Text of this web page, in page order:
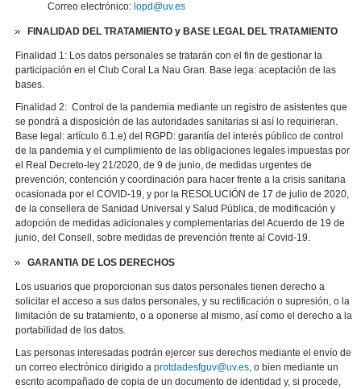
Correo electrónico: lopd@uv.es
FINALIDAD DEL TRATAMIENTO y BASE LEGAL DEL TRATAMIENTO
Finalidad 1: Los datos personales se tratarán con el fin de gestionar la
participación en el Club Coral La Nau Gran. Base lega: aceptación de las
bases.
Finalidad 2: Control de la pandemia mediante un registro de asistentes que
se pondrá a disposición de las autoridades sanitarias si así lo requirieran.
Base legal: artículo 6.1.e) del RGPD: garantía del interés público de control
de la pandemia y el cumplimiento de las obligaciones legales impuestas por
el Real Decreto-ley 21/2020, de 9 de junio, de medidas urgentes de
prevención, contención y coordinación para hacer frente a la crisis sanitaria
ocasionada por el COVID-19, y por la RESOLUCIÓN de 17 de julio de 2020,
de la consellera de Sanidad Universal y Salud Pública, de modificación y
adopción de medidas adicionales y complementarias del Acuerdo de 19 de
junio, del Consell, sobre medidas de prevención frente al Covid-19.
GARANTIA DE LOS DERECHOS
Los usuarios que proporcionan sus datos personales tienen derecho a
solicitar el acceso a sus datos personales, y su rectificación o supresión, o la
limitación de su tratamiento, o a oponerse al mismo, así como el derecho a la
portabilidad de los datos.
Las personas interesadas podrán ejercer sus derechos mediante el envío de
un correo electrónico dirigido aprotdadesfguv@uv.es, o bien mediante un
escrito acompañado de copia de un documento de identidad y, si procede,